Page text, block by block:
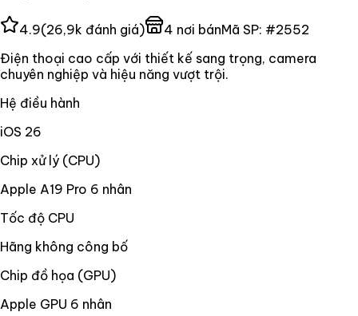
4.9(26,9k đánh giá) 4 nơi bánMã SP: #2552
Điện thoại cao cấp với thiết kế sang trọng, camera
chuyên nghiệp và hiệu năng vượt trội.
Hệ điều hành
iOS 26
Chip xử lý (CPU)
Apple A19 Pro 6 nhân
Tốc độ CPU
Hãng không công bố
Chip đồ họa (GPU)
Apple GPU 6 nhân